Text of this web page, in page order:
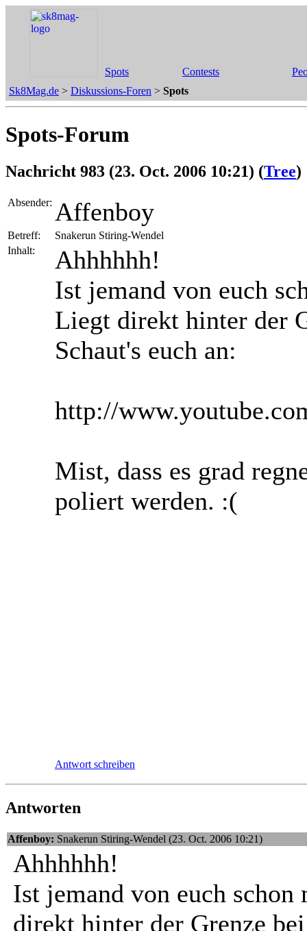
Spots Contests
Sk8Mag.de > Diskussions-Foren > Spots
Spots-Forum
Nachricht 983 (23. Oct. 2006 10:21) (Tree)
Absender: Affenboy
Betreff:
Snakerun Stiring-Wendel
Inhalt:
Ahhhhhh!
Ist jemand von euch
Liegt direkt hinter der
Schaut's euch an:
http://
Mist, dass es grad
poliert werden. :(
Antwort schreiben
Antworten
Affenboy: Snakerun Stiring-Wendel (23. Oct. 2006 10:21)
Ahhhhhh!
Ist jemand von euch
direkt hinter der Grenze